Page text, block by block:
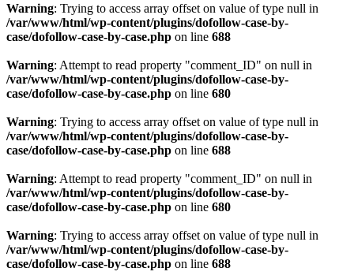
Warning: Trying to access array offset on value of type null in
/var/www/html/wp-content/plugins/dofollow-case-by-
case/dofollow-case-by-case.php on line 688
Warning: Attempt to read property "comment_ID" on null in
/var/www/html/wp-content/plugins/dofollow-case-by-
case/dofollow-case-by-case.php on line 680
Warning: Trying to access array offset on value of type null in
/var/www/html/wp-content/plugins/dofollow-case-by-
case/dofollow-case-by-case.php on line 688
Warning: Attempt to read property "comment_ID" on null in
/var/www/html/wp-content/plugins/dofollow-case-by-
case/dofollow-case-by-case.php on line 680
Warning: Trying to access array offset on value of type null in
/var/www/html/wp-content/plugins/dofollow-case-by-
case/dofollow-case-by-case.php on line 688